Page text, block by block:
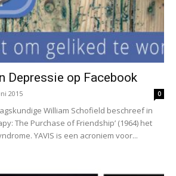
Depressie op Facebook
2015 0
William Schofield beschreef in
The Purchase of Friendship’ (1964) het
YAVIS is een acroniem voor...